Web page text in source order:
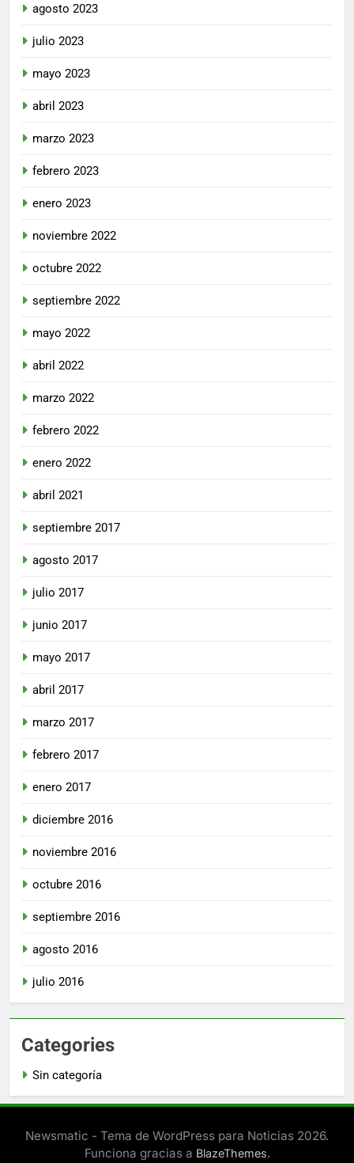
agosto 2023
julio 2023
mayo 2023
abril 2023
marzo 2023
febrero 2023
enero 2023
noviembre 2022
octubre 2022
septiembre 2022
mayo 2022
abril 2022
marzo 2022
febrero 2022
enero 2022
abril 2021
septiembre 2017
agosto 2017
julio 2017
junio 2017
mayo 2017
abril 2017
marzo 2017
febrero 2017
enero 2017
diciembre 2016
noviembre 2016
octubre 2016
septiembre 2016
agosto 2016
julio 2016
Categories
Sin categoría
Newsmatic - Tema de WordPress para Noticias 2026.
Funciona gracias a BlazeThemes.